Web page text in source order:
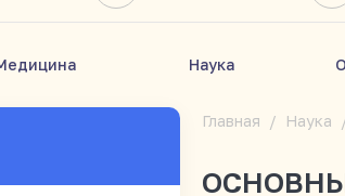
Наука
Главная Наука